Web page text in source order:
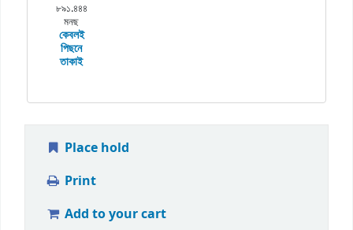
৮৯১.৪৪৪
মনছ
কেবলই
পিছনে
তাকাই
Place hold
Print
Add to your cart